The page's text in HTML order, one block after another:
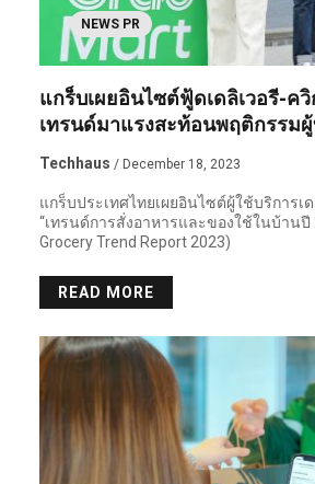
NEWS PR
แกร็บเผยอินไซต์ฟู้ดเดลิเวอรี-ค
เทรนด์มาแรงสะท้อนพฤติกรรม
Techhaus / December 18, 2023
แกร็บประเทศไทยเผยอินไซต์ผู้ใช้บริการเ
“เทรนด์การสั่งอาหารและของใช้ในบ้านปี
Grocery Trend Report 2023)
READ MORE